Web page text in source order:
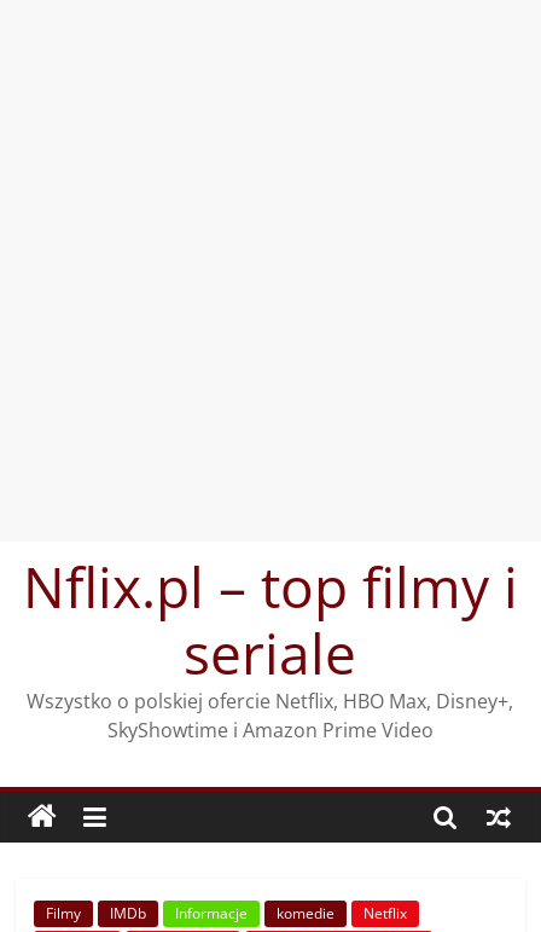
treściNflix.pl – top filmy i
seriale
Wszystko o polskiej ofercie Netflix, HBO Max, Disney+,
SkyShowtime i Amazon Prime Video
Filmy IMDb Informacje komedie
Netflix